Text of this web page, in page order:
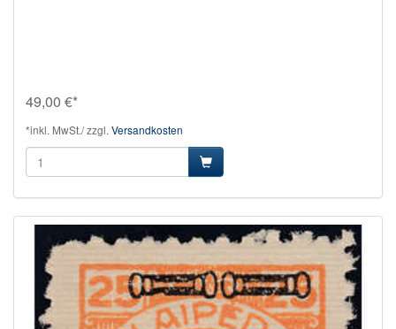
49,00 €*
*inkl. MwSt./ zzgl. Versandkosten